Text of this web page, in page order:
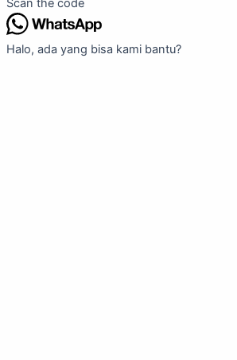
Scan the code
Halo, ada yang bisa kami bantu?